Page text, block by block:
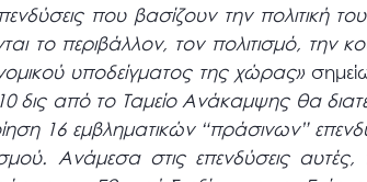
που βασίζουν την πολιτική
το περιβάλλον, τον πολιτισμό, την
υποδείγματος της χώρας»
δις από το Ταμείο Ανάκαμψης θα
16 εμβληματικών “πράσινων”
Ανάμεσα στις επενδύσεις